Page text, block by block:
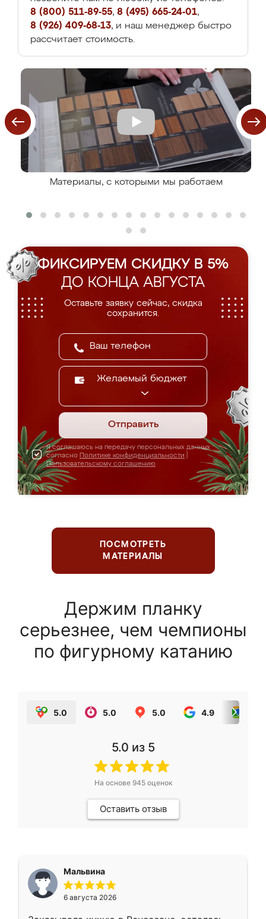
8 (800) 511-89-55, 8 (495) 665-24-01,
8 (926) 409-68-13, и наш менеджер быстро
рассчитает стоимость.
Материалы, с которыми мы работаем
ФИКСИРУЕМ СКИДКУ В 5%
ДО КОНЦА АВГУСТА
Оставьте заявку сейчас, скидка
сохранится.
Желаемый бюджет
Отправить
Я соглашаюсь на передачу персональных данных
согласно Политике конфиденциальности
Пользовательскому соглашению
ПОСМОТРЕТЬ
МАТЕРИАЛЫ
Держим планку
серьезнее, чем чемпионы
по фигурному катанию
5.0 5.0 5.0 4.9
5.0 из 5
На основе 945оценок
Оставить отзыв
Мальвина
6 августа 2026